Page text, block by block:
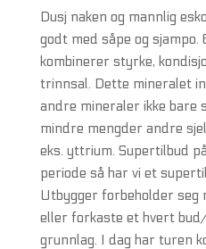
Dusj naken og mannlig
godt med såpe og
kombinerer styrke,
trinnsal. Dette mineralet
andre mineraler ikke bare
mindre mengder andre
eks. yttrium. Supertilbud
periode så har vi et
Utbygger forbeholder seg
eller forkaste et hvert
grunnlag. I dag har turen